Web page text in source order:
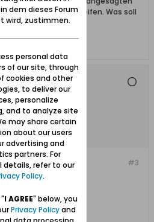
+24°C) nachreifen. Was soll
und -gekocht
#3
sich und reisen ab
dem dieses Forum
wird, zustimmen.
personal data
of our site, through
cookies and other
to deliver our
personalize
and to analyze site
may share certain
about our users
advertising and
partners. For
details, refer to our
Policy.
I AGREE" below, you
Privacy Policyand